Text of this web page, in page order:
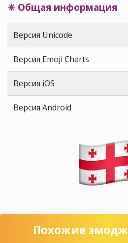
✳ Общая информация
Версия Unicode
Версия Emoji Charts
Версия iOS
Версия Android
Похожие